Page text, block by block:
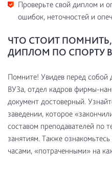
Проверьте свой диплом и
ошибок, неточностей и
ЧТО СТОИТ
ДИПЛОМ ПО СПОРТУ
Помните! Увидев перед
ВУЗа, отдел кадров фирмы-
документ достоверный.
заведении, которое
составом преподавателей по
занятиям. Также
часами, «потраченными» на